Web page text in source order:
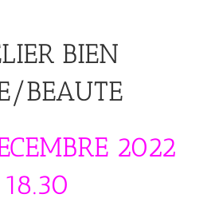
BIEN
BEAUTE
2022